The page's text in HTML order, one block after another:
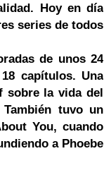
Hoy en día
series de todos
de unos 24
capítulos. Una
sobre la vida del
tuvo un
You, cuando
a Phoebe